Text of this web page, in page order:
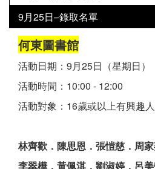
9月25日–錄取名單
何東圖書館
活動日期：9月25日（星期日）
活動時間：10:00 - 12:00
活動對象：16歲或以上有興趣
林齊歡．陳思恩．張愷慈．周
李翠樺．黃佩淇．劉淑婷．呂